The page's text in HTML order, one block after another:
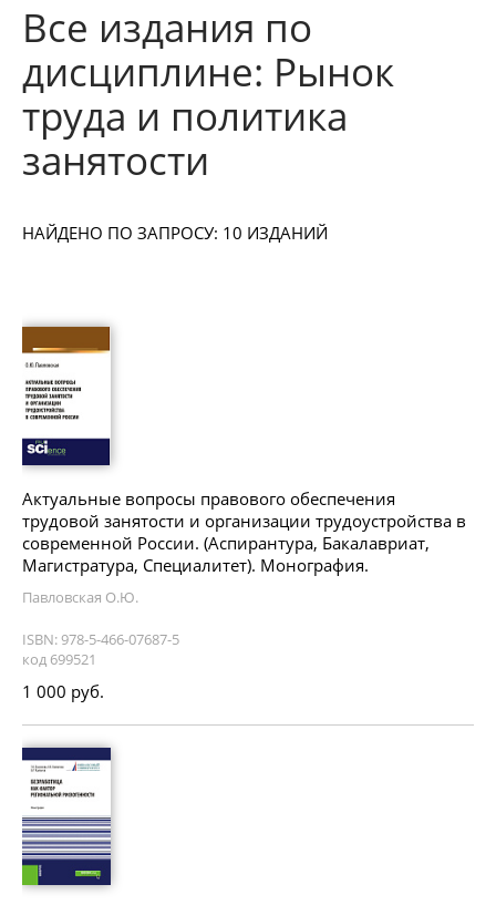
Все издания по
дисциплине: Рынок
труда и политика
занятости
НАЙДЕНО ПО ЗАПРОСУ: 10 ИЗДАНИЙ
Актуальные вопросы правового обеспечения
трудовой занятости и организации трудоустройства в
современной России. (Аспирантура, Бакалавриат,
Магистратура, Специалитет). Монография.
Павловская О.Ю.
ISBN: 978-5-466-07687-5
код 699521
1 000 руб.